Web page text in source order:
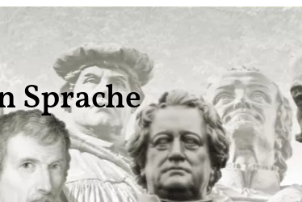
Sprache